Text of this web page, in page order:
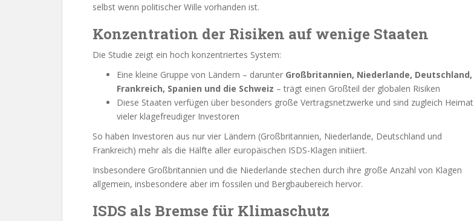
selbst wenn politischer Wille vorhanden ist.
Konzentration der Risiken auf wenige Staaten
Die Studie zeigt ein hoch konzentriertes System:
Eine kleine Gruppe von Ländern – darunter Großbritannien, Niederlande, Deutschland,
Frankreich, Spanien und die Schweiz – trägt einen Großteil der globalen Risiken
Diese Staaten verfügen über besonders große Vertragsnetzwerke und sind zugleich Heimat
vieler klagefreudiger Investoren
So haben Investoren aus nur vier Ländern (Großbritannien, Niederlande, Deutschland und
Frankreich) mehr als die Hälfte aller europäischen ISDS-Klagen initiiert.
Insbesondere Großbritannien und die Niederlande stechen durch ihre große Anzahl von Klagen
allgemein, insbesondere aber im fossilen und Bergbaubereich hervor.
ISDS als Bremse für Klimaschutz